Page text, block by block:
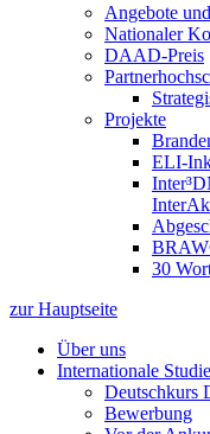
Angebote
Nationaler
DAAD-Preis
Projekte
ELI-
30
zur Hauptseite
Über uns
Internationale
Deutschkurs
Bewerbung